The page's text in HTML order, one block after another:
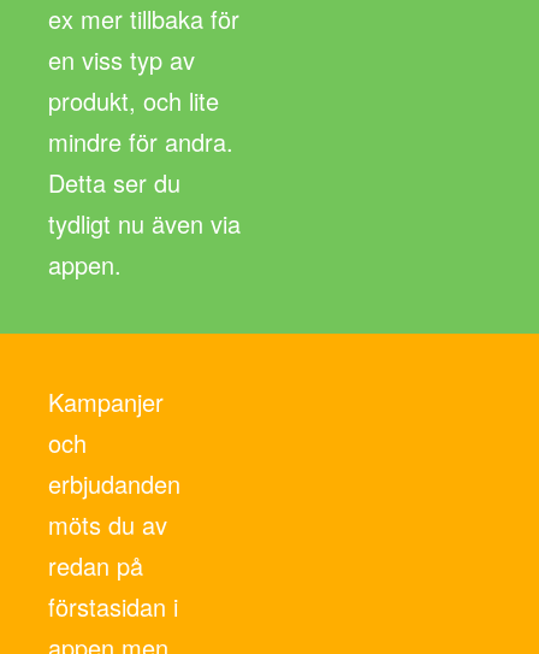
ex mer tillbaka för
en viss typ av
produkt, och lite
mindre för andra.
Detta ser du
tydligt nu även via
appen.
Kampanjer
och
erbjudanden
möts du av
redan på
förstasidan i